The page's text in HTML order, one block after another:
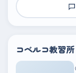
コベルコ教習所